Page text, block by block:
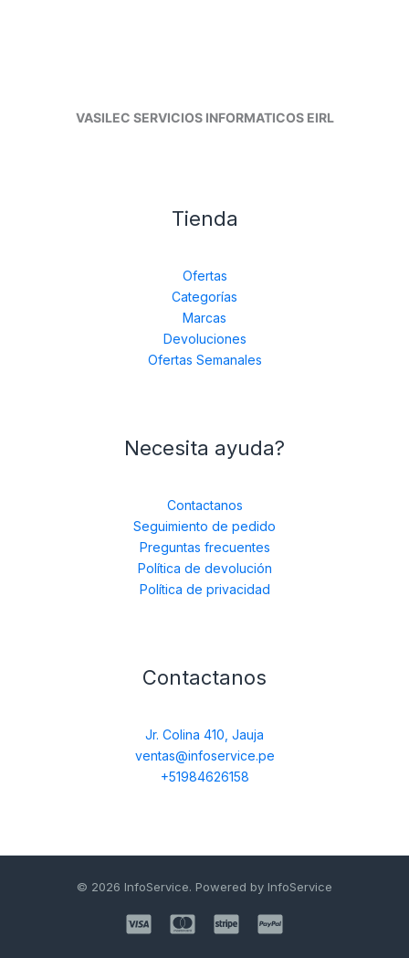
VASILEC SERVICIOS INFORMATICOS EIRL
Tienda
Ofertas
Categorías
Marcas
Devoluciones
Ofertas Semanales
Necesita ayuda?
Contactanos
Seguimiento de pedido
Preguntas frecuentes
Política de devolución
Política de privacidad
Contactanos
Jr. Colina 410, Jauja
ventas@infoservice.pe
+51984626158
© 2026 InfoService. Powered by InfoService